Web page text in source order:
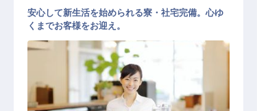
安心して新生活を始められる寮・社宅完備。心ゆ
くまでお客様をお迎え。